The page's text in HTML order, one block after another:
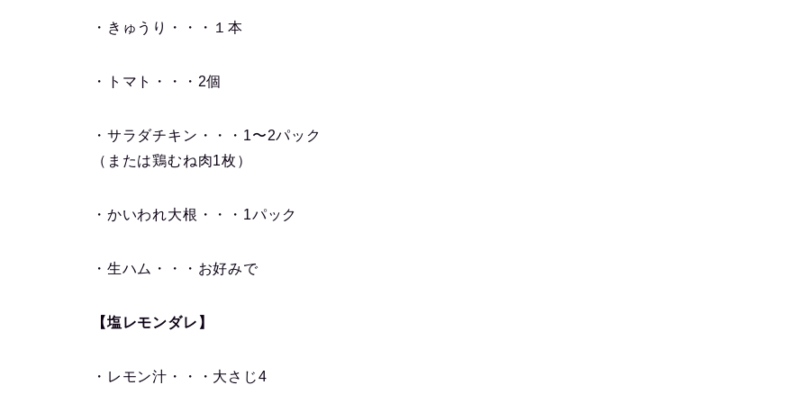
・きゅうり・・・１本
・トマト・・・2個
・サラダチキン・・・1〜2パック
（または鶏むね肉1枚）
・かいわれ大根・・・1パック
・生ハム・・・お好みで
【塩レモンダレ】
・レモン汁・・・大さじ4